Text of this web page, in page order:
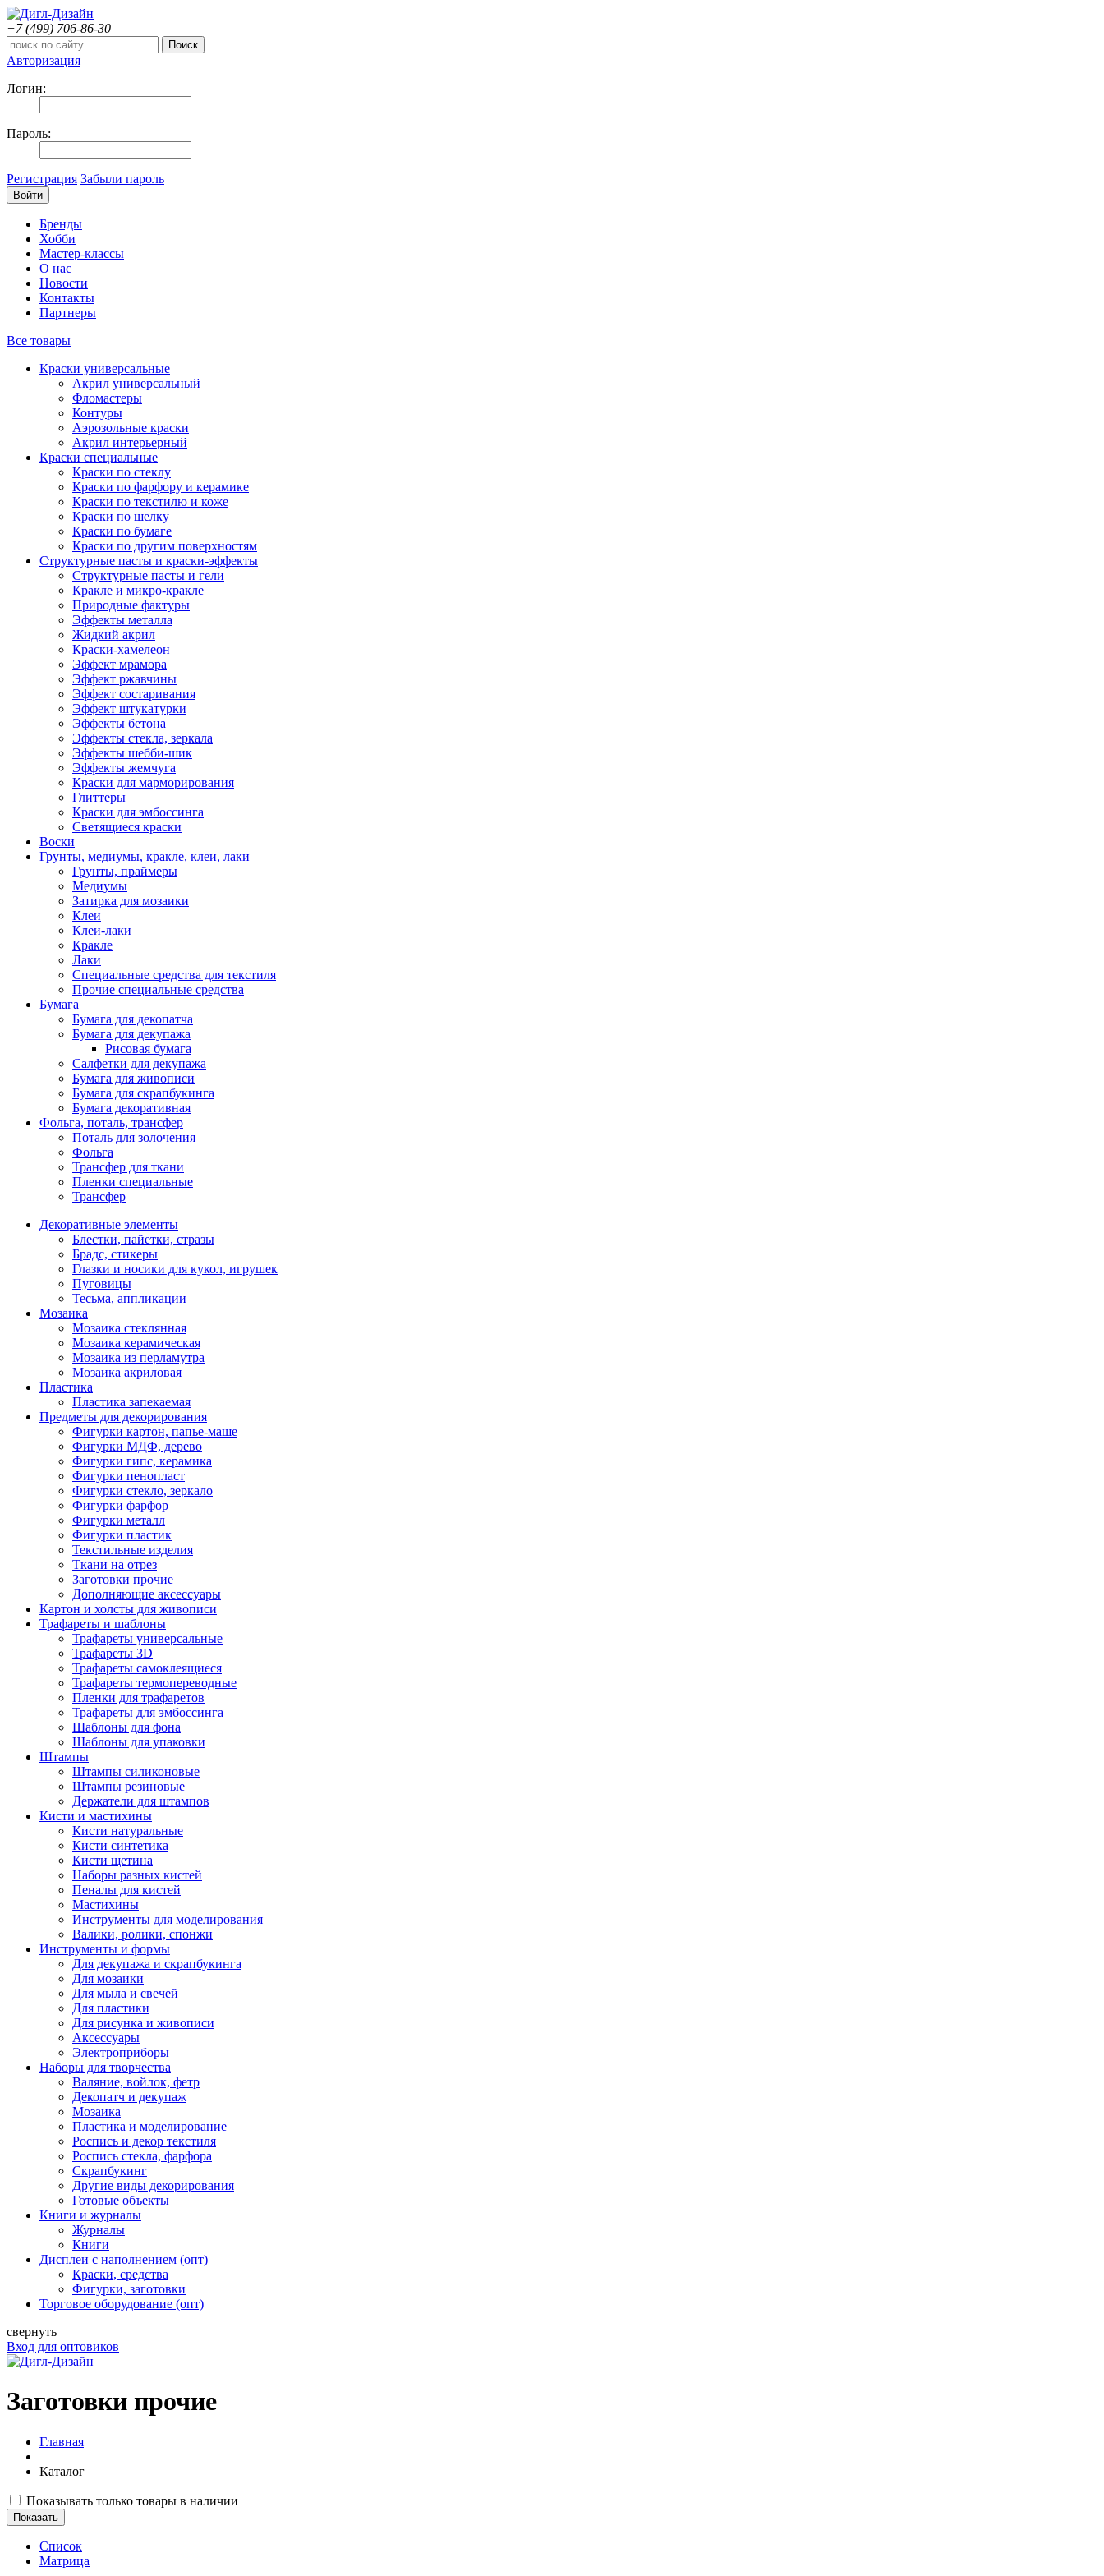
+7 (499) 706-86-30
Авторизация
Логин:
Пароль:
Регистрация Забыли пароль
Бренды
Хобби
Мастер-классы
О нас
Новости
Контакты
Партнеры
Все товары
Краски универсальные
Акрил универсальный
Фломастеры
Контуры
Аэрозольные краски
Акрил интерьерный
Краски специальные
Краски по стеклу
Краски по фарфору и керамике
Краски по текстилю и коже
Краски по шелку
Краски по бумаге
Краски по другим поверхностям
Структурные пасты и краски-эффекты
Структурные пасты и гели
Кракле и микро-кракле
Природные фактуры
Эффекты металла
Жидкий акрил
Краски-хамелеон
Эффект мрамора
Эффект ржавчины
Эффект состаривания
Эффект штукатурки
Эффекты бетона
Эффекты стекла, зеркала
Эффекты шебби-шик
Эффекты жемчуга
Краски для марморирования
Глиттеры
Краски для эмбоссинга
Светящиеся краски
Воски
Грунты, медиумы, кракле, клеи, лаки
Грунты, праймеры
Медиумы
Затирка для мозаики
Клеи
Клеи-лаки
Кракле
Лаки
Специальные средства для текстиля
Прочие специальные средства
Бумага
Бумага для декопатча
Бумага для декупажа
Рисовая бумага
Салфетки для декупажа
Бумага для живописи
Бумага для скрапбукинга
Бумага декоративная
Фольга, поталь, трансфер
Поталь для золочения
Фольга
Трансфер для ткани
Пленки специальные
Трансфер
Декоративные элементы
Блестки, пайетки, стразы
Брадс, стикеры
Глазки и носики для кукол, игрушек
Пуговицы
Тесьма, аппликации
Мозаика
Мозаика стеклянная
Мозаика керамическая
Мозаика из перламутра
Мозаика акриловая
Пластика
Пластика запекаемая
Предметы для декорирования
Фигурки картон, папье-маше
Фигурки МДФ, дерево
Фигурки гипс, керамика
Фигурки пенопласт
Фигурки стекло, зеркало
Фигурки фарфор
Фигурки металл
Фигурки пластик
Текстильные изделия
Ткани на отрез
Заготовки прочие
Дополняющие аксессуары
Картон и холсты для живописи
Трафареты и шаблоны
Трафареты универсальные
Трафареты 3D
Трафареты самоклеящиеся
Трафареты термопереводные
Пленки для трафаретов
Трафареты для эмбоссинга
Шаблоны для фона
Шаблоны для упаковки
Штампы
Штампы силиконовые
Штампы резиновые
Держатели для штампов
Кисти и мастихины
Кисти натуральные
Кисти синтетика
Кисти щетина
Наборы разных кистей
Пеналы для кистей
Мастихины
Инструменты для моделирования
Валики, ролики, спонжи
Инструменты и формы
Для декупажа и скрапбукинга
Для мозаики
Для мыла и свечей
Для пластики
Для рисунка и живописи
Аксессуары
Электроприборы
Наборы для творчества
Валяние, войлок, фетр
Декопатч и декупаж
Мозаика
Пластика и моделирование
Роспись и декор текстиля
Роспись стекла, фарфора
Скрапбукинг
Другие виды декорирования
Готовые объекты
Книги и журналы
Журналы
Книги
Дисплеи с наполнением (опт)
Краски, средства
Фигурки, заготовки
Торговое оборудование (опт)
свернуть
Вход для оптовиков
Заготовки прочие
Главная
Каталог
Показывать только товары в наличии
Список
Матрица